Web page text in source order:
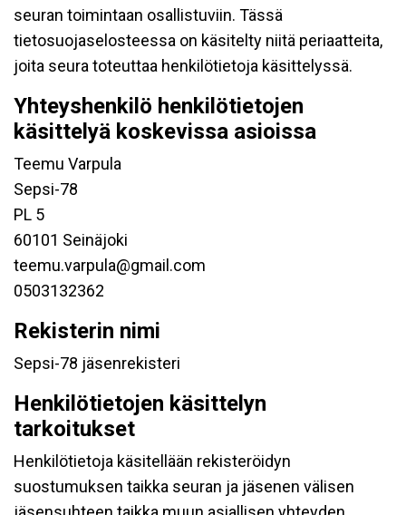
seuran toimintaan osallistuviin. Tässä
tietosuojaselosteessa on käsitelty niitä periaatteita,
joita seura toteuttaa henkilötietoja käsittelyssä.
Yhteyshenkilö henkilötietojen
käsittelyä koskevissa asioissa
Teemu Varpula
Sepsi-78
PL 5
60101 Seinäjoki
teemu.varpula@gmail.com
0503132362
Rekisterin nimi
Sepsi-78 jäsenrekisteri
Henkilötietojen käsittelyn
tarkoitukset
Henkilötietoja käsitellään rekisteröidyn
suostumuksen taikka seuran ja jäsenen välisen